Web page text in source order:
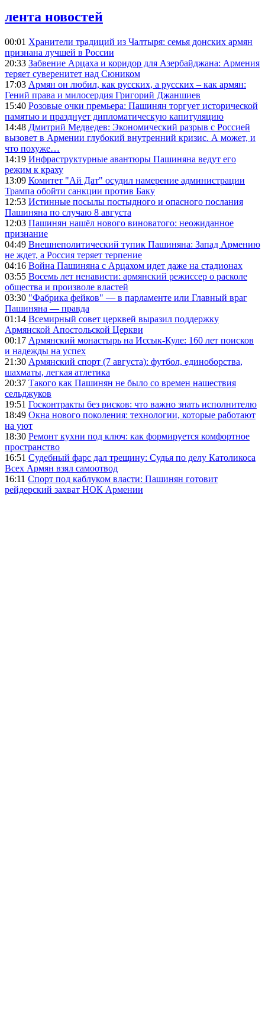
лента новостей
00:01 Хранители традиций из Чалтыря: семья донских армян
признана лучшей в России
20:33 Забвение Арцаха и коридор для Азербайджана: Армения
теряет суверенитет над Сюником
17:03 Армян он любил, как русских, а русских – как армян:
Гений права и милосердия Григорий Джаншиев
15:40 Розовые очки премьера: Пашинян торгует исторической
памятью и празднует дипломатическую капитуляцию
14:48 Дмитрий Медведев: Экономический разрыв с Россией
вызовет в Армении глубокий внутренний кризис. А может, и
что похуже…
14:19 Инфраструктурные авантюры Пашиняна ведут его
режим к краху
13:09 Комитет "Ай Дат" осудил намерение администрации
Трампа обойти санкции против Баку
12:53 Истинные посылы постыдного и опасного послания
Пашиняна по случаю 8 августа
12:03 Пашинян нашёл нового виноватого: неожиданное
признание
04:49 Внешнеполитический тупик Пашиняна: Запад Армению
не ждет, а Россия теряет терпение
04:16 Война Пашиняна с Арцахом идет даже на стадионах
03:55 Восемь лет ненависти: армянский режиссер о расколе
общества и произволе властей
03:30 "Фабрика фейков" — в парламенте или Главный враг
Пашиняна — правда
01:14 Всемирный совет церквей выразил поддержку
Армянской Апостольской Церкви
00:17 Армянский монастырь на Иссык-Куле: 160 лет поисков
и надежды на успех
21:30 Армянский спорт (7 августа): футбол, единоборства,
шахматы, легкая атлетика
20:37 Такого как Пашинян не было со времен нашествия
сельджуков
19:51 Госконтракты без рисков: что важно знать исполнителю
18:49 Окна нового поколения: технологии, которые работают
на уют
18:30 Ремонт кухни под ключ: как формируется комфортное
пространство
16:51 Судебный фарс дал трещину: Судья по делу Католикоса
Всех Армян взял самоотвод
16:11 Спорт под каблуком власти: Пашинян готовит
рейдерский захват НОК Армении